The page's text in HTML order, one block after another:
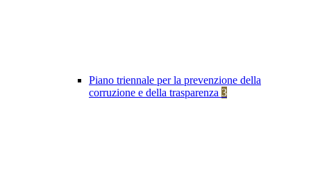
Piano triennale per la prevenzione della
corruzione e della trasparenza 3